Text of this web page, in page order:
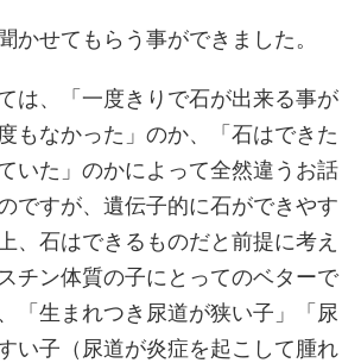
かせてもらう事ができました。
は、「一度きりで石が出来る事が
もなかった」のか、「石はできた
いた」のかによって全然違うお話
ですが、遺伝子的に石ができやす
、石はできるものだと前提に考え
チン体質の子にとってのベターで
「生まれつき尿道が狭い子」「尿
い子（尿道が炎症を起こして腫れ